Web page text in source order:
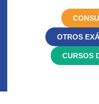
OTROS
CURSOS